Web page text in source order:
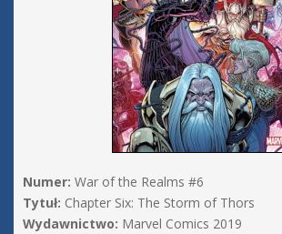
Numer: War of the Realms #6
Tytuł: Chapter Six: The Storm of Thors
Wydawnictwo: Marvel Comics 2019